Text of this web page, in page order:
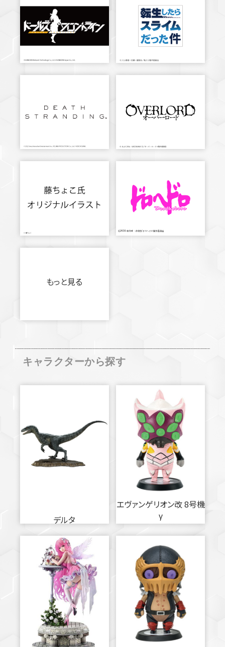
もっと見る
キャラクターから探す
デルタ
エヴァンゲリオン改 8号機
γ